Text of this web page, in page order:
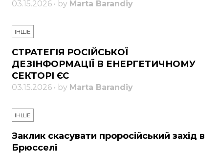
03.15.2026 • by Marta Barandiy
ІНШЕ
СТРАТЕГІЯ РОСІЙСЬКОЇ
ДЕЗІНФОРМАЦІЇ В ЕНЕРГЕТИЧНОМУ
СЕКТОРІ ЄС
03.15.2026 • by Marta Barandiy
ІНШЕ
Заклик скасувати проросійський захід в
Брюсселі